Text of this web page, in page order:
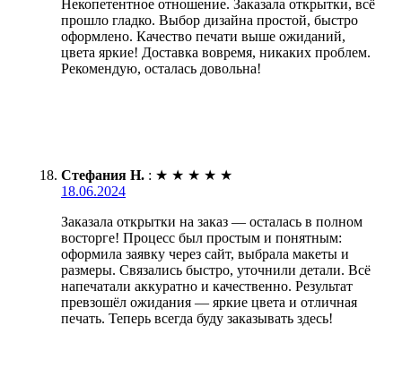
Некопетентное отношение. Заказала открытки, всё
прошло гладко. Выбор дизайна простой, быстро
оформлено. Качество печати выше ожиданий,
цвета яркие! Доставка вовремя, никаких проблем.
Рекомендую, осталась довольна!
Стефания Н. : ★ ★ ★ ★ ★
18.06.2024
Заказала открытки на заказ — осталась в полном
восторге! Процесс был простым и понятным:
оформила заявку через сайт, выбрала макеты и
размеры. Связались быстро, уточнили детали. Всё
напечатали аккуратно и качественно. Результат
превзошёл ожидания — яркие цвета и отличная
печать. Теперь всегда буду заказывать здесь!